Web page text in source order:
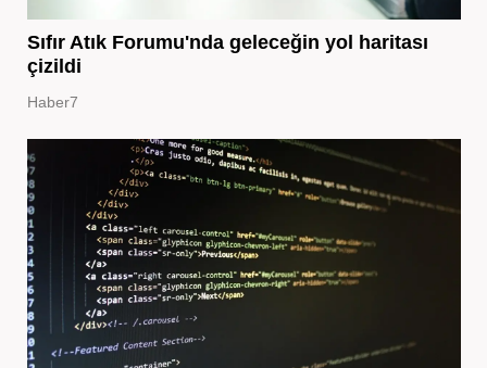
Sıfır Atık Forumu'nda geleceğin yol haritası
çizildi
Haber7